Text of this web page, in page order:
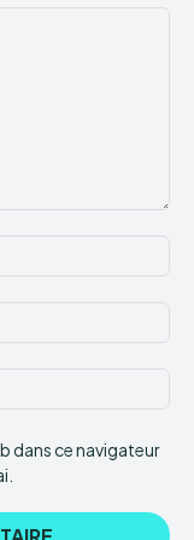
:*
:*
:
dans ce navigateur